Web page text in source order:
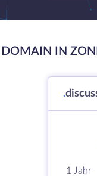
DOMAIN IN
.
1 Jahr